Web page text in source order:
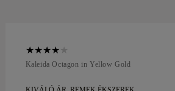
Kaleida Octagon in Yellow Gold